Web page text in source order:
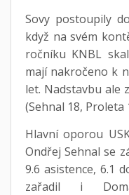
Sovy postoupily
když na svém
ročníku KNBL
mají nakročeno k
let. Nadstavbu ale
(Sehnal 18, Proleta
Hlavní oporou
Ondřej Sehnal se
9.6 asistence, 6.1
zařadil i